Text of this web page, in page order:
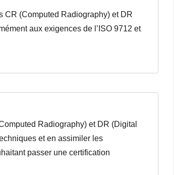
CR (Computed Radiography) et DR
aux exigences de l’ISO 9712 et
Radiography) et DR (Digital
et en assimiler les
passer une certification